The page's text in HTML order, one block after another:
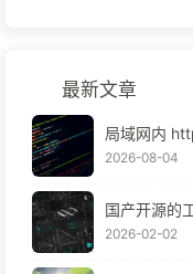
最新文章
局域网内
2026-08-04
国产开源的
2026-02-02